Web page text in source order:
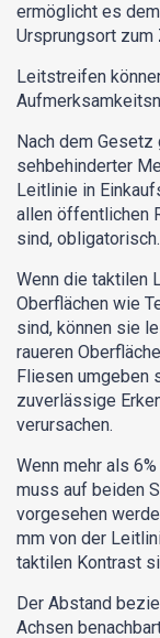
ermöglicht es
Ursprungsort zum
Leitstreifen
Nach dem
sehbehinderter
Leitlinie in
allen öffentlichen
sind, obligatorisch.
Wenn die taktilen
Oberflächen wie
sind, können sie
raueren
Fliesen umgeben
zuverlässige
verursachen.
Wenn mehr als
muss auf beiden
vorgesehen
mm von der
taktilen Kontrast
Der Abstand
Achsen